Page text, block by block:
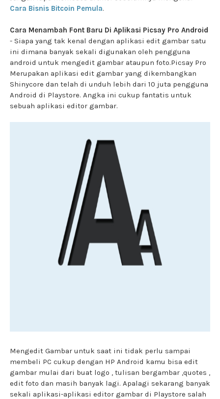
Cara Bisnis Bitcoin Pemula.
Cara Menambah Font Baru Di Aplikasi Picsay Pro Android
- Siapa yang tak kenal dengan aplikasi edit gambar satu
ini dimana banyak sekali digunakan oleh pengguna
android untuk mengedit gambar ataupun foto.Picsay Pro
Merupakan aplikasi edit gambar yang dikembangkan
Shinycore dan telah di unduh lebih dari 10 juta pengguna
Android di Playstore. Angka ini cukup fantatis untuk
sebuah aplikasi editor gambar.
Mengedit Gambar untuk saat ini tidak perlu sampai
membeli PC cukup dengan HP Android kamu bisa edit
gambar mulai dari buat logo , tulisan bergambar ,quotes ,
edit foto dan masih banyak lagi. Apalagi sekarang banyak
sekali aplikasi-aplikasi editor gambar di Playstore salah